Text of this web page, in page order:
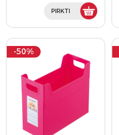
PIRKTI
-50%